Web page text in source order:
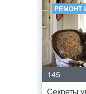
РЕМОНТ
145
Секреты